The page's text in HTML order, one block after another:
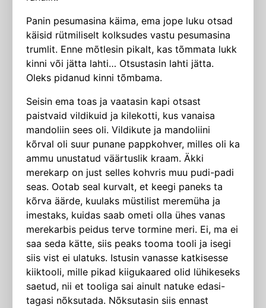
Panin pesumasina käima, ema jope luku otsad
käisid rütmiliselt kolksudes vastu pesumasina
trumlit. Enne mõtlesin pikalt, kas tõmmata lukk
kinni või jätta lahti… Otsustasin lahti jätta.
Oleks pidanud kinni tõmbama.
Seisin ema toas ja vaatasin kapi otsast
paistvaid vildikuid ja kilekotti, kus vanaisa
mandoliin sees oli. Vildikute ja mandoliini
kõrval oli suur punane pappkohver, milles oli ka
ammu unustatud väärtuslik kraam. Äkki
merekarp on just selles kohvris muu pudi-padi
seas. Ootab seal kurvalt, et keegi paneks ta
kõrva äärde, kuulaks müstilist meremüha ja
imestaks, kuidas saab ometi olla ühes vanas
merekarbis peidus terve tormine meri. Ei, ma ei
saa seda kätte, siis peaks tooma tooli ja isegi
siis vist ei ulatuks. Istusin vanasse katkisesse
kiiktooli, mille pikad kiigukaared olid lühikeseks
saetud, nii et tooliga sai ainult natuke edasi-
tagasi nõksutada. Nõksutasin siis ennast